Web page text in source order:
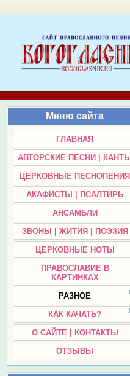
Меню сайта
ГЛАВНАЯ
АВТОРСКИЕ ПЕСНИ | КАНТЫ
ЦЕРКОВНЫЕ ПЕСНОПЕНИЯ
АКАФИСТЫ | ПСАЛТИРЬ
АНСАМБЛИ
ЗВОНЫ | ЖИТИЯ | ПОЭЗИЯ
ЦЕРКОВНЫЕ НОТЫ
ПРАВОСЛАВИЕ В
КАРТИНКАХ
РАЗНОЕ
КАК КАЧАТЬ?
О САЙТЕ | КОНТАКТЫ
ОТЗЫВЫ